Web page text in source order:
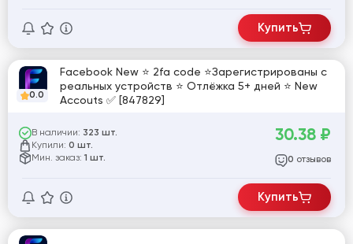
Купить
0.0
Facebook New ⭐ 2fa code ⭐Зарегистрированы с
реальных устройств ⭐ Отлёжка 5+ дней ⭐ New
Accouts ✅ [847829]
В наличии: 323 шт.
Купили: 0 шт.
Мин. заказ: 1 шт.
30.38 ₽
0 отзывов
Купить